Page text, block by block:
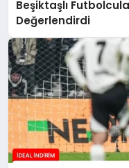
Beşiktaşlı
Değerlendirdi